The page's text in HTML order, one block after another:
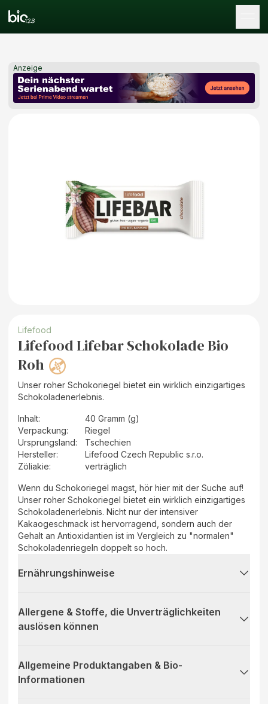
Anzeige
Lifefood
Lifefood Lifebar Schokolade Bio
Roh
Unser roher Schokoriegel bietet ein wirklich einzigartiges
Schokoladenerlebnis.
Inhalt:
40 Gramm (g)
Verpackung:
Riegel
Ursprungsland:
Tschechien
Hersteller:
Lifefood Czech Republic s.r.o.
Zöliakie:
verträglich
Wenn du Schokoriegel magst, hör hier mit der Suche auf!
Unser roher Schokoriegel bietet ein wirklich einzigartiges
Schokoladenerlebnis. Nicht nur der intensiver
Kakaogeschmack ist hervorragend, sondern auch der
Gehalt an Antioxidantien ist im Vergleich zu "normalen"
Schokoladenriegeln doppelt so hoch.
Ernährungshinweise
Allergene & Stoffe, die Unverträglichkeiten
auslösen können
Allgemeine Produktangaben & Bio-
Informationen